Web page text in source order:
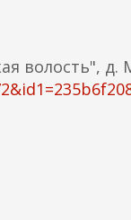
волость", д.